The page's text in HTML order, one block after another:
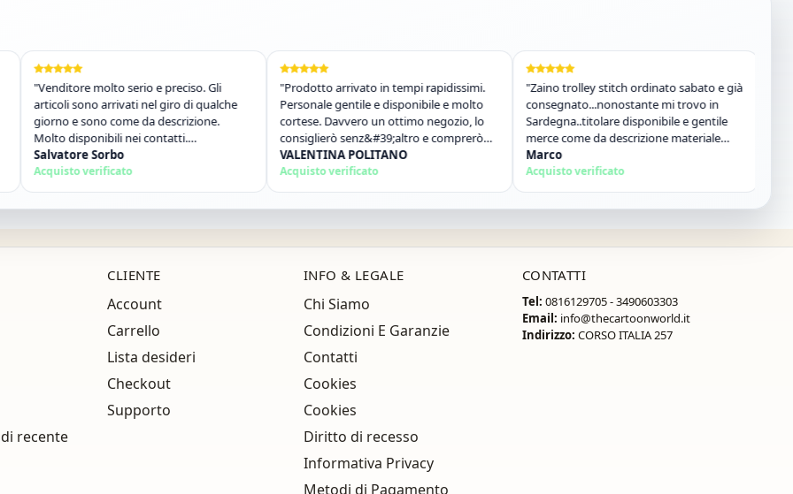
"Venditore molto serio e preciso. Gli
articoli sono arrivati nel giro di qualche
giorno e sono come da descrizione.
Molto disponibili nei contatti.
Consigliato."
Salvatore Sorbo
Acquisto verificato
"Prodotto arrivato in tempi rapidissimi.
Personale gentile e disponibile e molto
cortese. Davvero un ottimo negozio, lo
consiglierò senz&#39;altro e comprerò
ancora!"
VALENTINA POLITANO
Acquisto verificato
"Zaino trolley stitch ordinato sabato e già
consegnato...nonostante mi trovo in
Sardegna..titolare disponibile e gentile
merce come da descrizione materiale
ottimo...sito super consigliato"
Marco
Acquisto verificato
recente
CLIENTE
Account
Carrello
Lista desideri
Checkout
Supporto
INFO & LEGALE
Chi Siamo
Condizioni E Garanzie
Contatti
Cookies
Cookies
Diritto di recesso
Informativa Privacy
Metodi di Pagamento
CONTATTI
Tel: 0816129705 - 3490603303
Email: info@thecartoonworld.it
Indirizzo: CORSO ITALIA 257